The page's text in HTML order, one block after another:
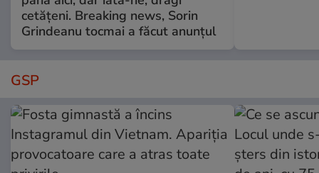
cetățeni. Breaking news, Sorin
Grindeanu tocmai a făcut anunțul
GSP